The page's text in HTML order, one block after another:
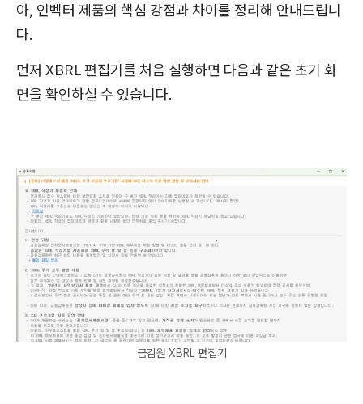
아, 인벡터 제품의 핵심 강점과 차이를 정리해 안내드립니
다.
먼저 XBRL 편집기를 처음 실행하면 다음과 같은 초기 화
면을 확인하실 수 있습니다.
금감원 XBRL 편집기